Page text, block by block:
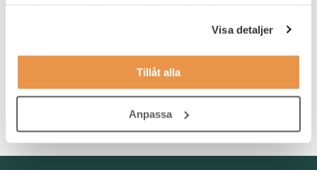
Visa detaljer
Tillåt alla
Anpassa
svenska i både tal och skrift.
Du har goda kunskaper inom Office programmen, främst